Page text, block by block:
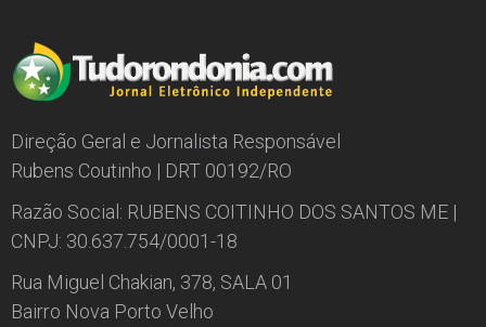
Direção Geral e Jornalista Responsável
Rubens Coutinho | DRT 00192/RO
Razão Social: RUBENS COITINHO DOS SANTOS ME |
CNPJ: 30.637.754/0001-18
Rua Miguel Chakian, 378, SALA 01
Bairro Nova Porto Velho